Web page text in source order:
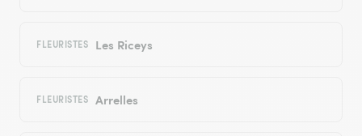
FLEURISTES Les Riceys
FLEURISTES Arrelles